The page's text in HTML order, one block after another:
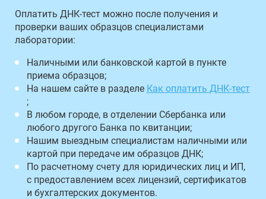
Оплатить ДНК-тест можно после получения и
проверки ваших образцов специалистами
лаборатории:
Наличными или банковской картой в пункте
приема образцов;
На нашем сайте в разделе Как оплатить ДНК-тест
;
В любом городе, в отделении Сбербанка или
любого другого Банка по квитанции;
Нашим выездным специалистам наличными или
картой при передаче им образцов ДНК;
По расчетному счету для юридических лиц и ИП,
с предоставлением всех лицензий, сертификатов
и бухгалтерских документов.